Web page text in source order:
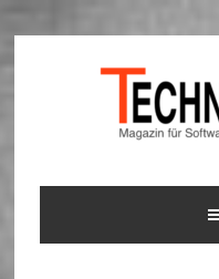
Hauptnavigation
springen
Inhalt
springen
Seitenspalte
springen